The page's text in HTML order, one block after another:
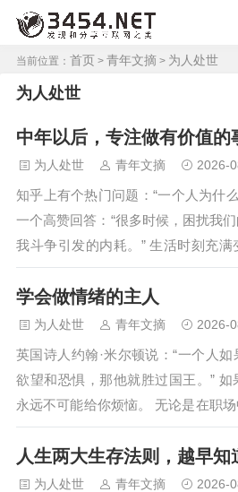
当前位置： 首页 > 青年文摘 > 为人处世
为人处世
中年以后，专注做有价值的
为人处世 青年文摘 2026-
知乎上有个热门问题：“一个人为什
一个高赞回答：“很多时候，困扰我
我斗争引发的内耗。” 生活时刻充
尽如人意之事，感到自责、悲伤、
精神拉扯，不仅会让自己变得不自信
热情。 中年以后，请学会停止内耗
做有价值的事，日子才会越过越舒心
学会做情绪的主人
为人处世 青年文摘 2026-
英国诗人约翰·米尔顿说：“一个人如
欲望和恐惧，那他就胜过国王。” 如
永远不可能给你烦恼。 无论是在职场
交往中，努力让自己拥有制怒、能
怒是一种智慧 看过这样一个故事，
拉磨。 突然一条流浪狗跑过来冷嘲
人生两大生存法则，越早知
为人处世 青年文摘 2026-